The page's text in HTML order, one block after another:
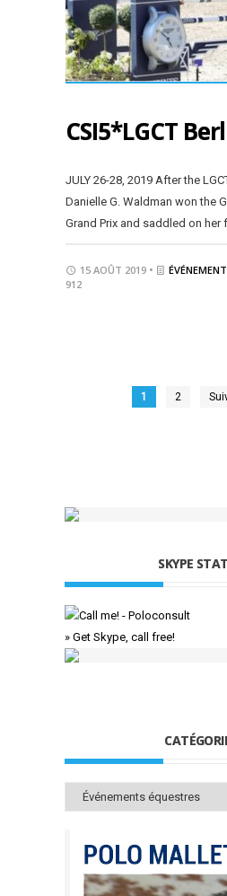
CSI5*LGCT
JULY 26-28, 2019 After the
Danielle G. Waldman won the
Grand Prix and saddled on her
15 AOÛT 2019 •
912
1 2
SKYPE
» Get Skype, call free!
Catégories